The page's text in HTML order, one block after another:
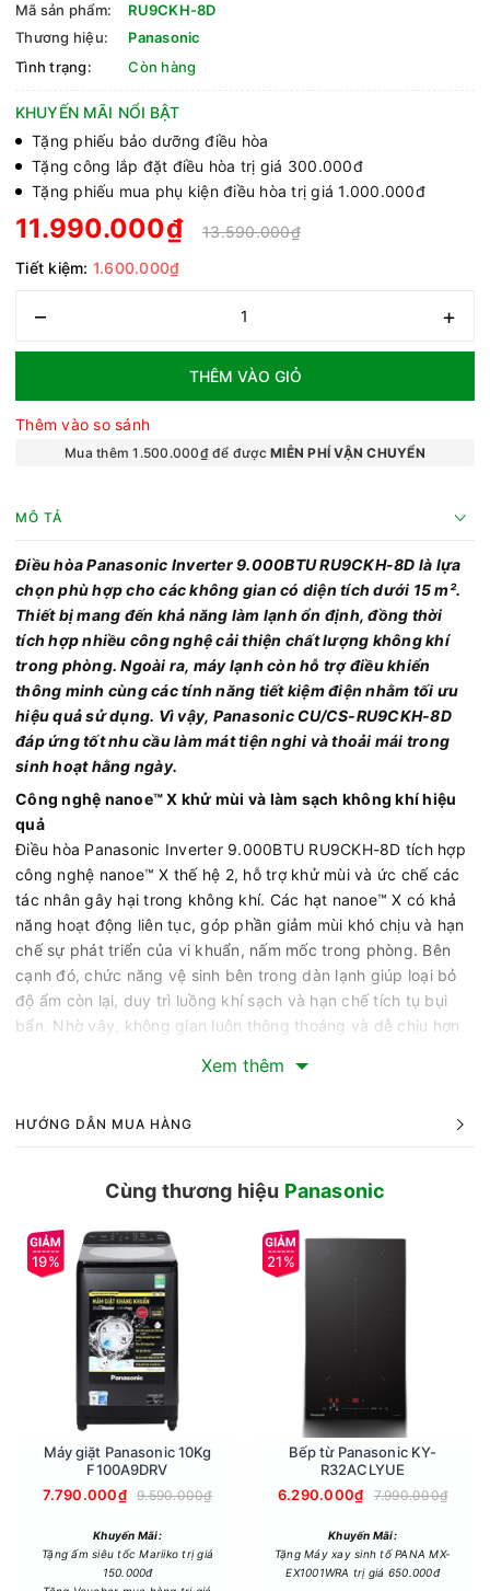
Mã sản phẩm:
RU9CKH-8D
Thương hiệu:
Panasonic
Tình trạng:
Còn hàng
KHUYẾN MÃI NỔI BẬT
Tặng phiếu bảo dưỡng điều hòa
Tặng công lắp đặt điều hòa trị giá 300.000đ
Tặng phiếu mua phụ kiện điều hòa trị giá 1.000.000đ
11.990.000₫
13.590.000₫
Tiết kiệm: 1.600.000₫
– +
THÊM VÀO GIỎ
Thêm vào so sánh
Mua thêm 1.500.000₫ để đượcMIỄN PHÍ VẬN CHUYỂN
MÔ TẢ
Điều hòa Panasonic Inverter 9.000BTU RU9CKH-8D là lựa
chọn phù hợp cho các không gian có diện tích dưới 15 m².
Thiết bị mang đến khả năng làm lạnh ổn định, đồng thời
tích hợp nhiều công nghệ cải thiện chất lượng không khí
trong phòng. Ngoài ra, máy lạnh còn hỗ trợ điều khiển
thông minh cùng các tính năng tiết kiệm điện nhằm tối ưu
hiệu quả sử dụng. Vì vậy, Panasonic CU/CS-RU9CKH-8D
đáp ứng tốt nhu cầu làm mát tiện nghi và thoải mái trong
sinh hoạt hằng ngày.
Công nghệ nanoe™ X khử mùi và làm sạch không khí hiệu
quả
Điều hòa Panasonic Inverter 9.000BTU RU9CKH-8D tích hợp
công nghệ nanoe™ X thế hệ 2, hỗ trợ khử mùi và ức chế các
tác nhân gây hại trong không khí. Các hạt nanoe™ X có khả
năng hoạt động liên tục, góp phần giảm mùi khó chịu và hạn
chế sự phát triển của vi khuẩn, nấm mốc trong phòng. Bên
cạnh đó, chức năng vệ sinh bên trong dàn lạnh giúp loại bỏ
độ ẩm còn lại, duy trì luồng khí sạch và hạn chế tích tụ bụi
bẩn. Nhờ vậy, không gian luôn thông thoáng và dễ chịu hơn
Công nghệ nanoe-G hỗ trợ loại bỏ bụi mịn trong không khí
Panasonic Inverter 9.000BTU RU9CKH-8D tích hợp công
Xem thêm
HƯỚNG DẪN MUA HÀNG
Cùng thương hiệu Panasonic
19%
Máy giặt Panasonic 10Kg
F100A9DRV
7.790.000₫
9.590.000₫
Khuyến Mãi:
Tặng ấm siêu tốc Mariiko trị giá
150.000đ
21%
Bếp từ Panasonic KY-
R32ACLYUE
6.290.000₫
7.990.000₫
Khuyến Mãi:
Tặng Máy xay sinh tố PANA MX-
EX1001WRA trị giá 650.000đ